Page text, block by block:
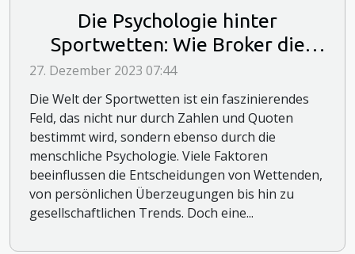
Die Psychologie hinter
Sportwetten: Wie Broker die
Entscheidungsfindung
beeinflussen
27. Dezember 2023 07:44
Die Welt der Sportwetten ist ein faszinierendes
Feld, das nicht nur durch Zahlen und Quoten
bestimmt wird, sondern ebenso durch die
menschliche Psychologie. Viele Faktoren
beeinflussen die Entscheidungen von Wettenden,
von persönlichen Überzeugungen bis hin zu
gesellschaftlichen Trends. Doch eine...